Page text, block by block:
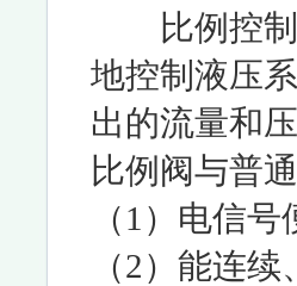
比例控制
地控制液压
出的流量和
比例阀与普
（1）电信
（2）能连